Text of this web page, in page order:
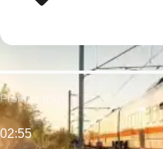
Premier train:
02:55